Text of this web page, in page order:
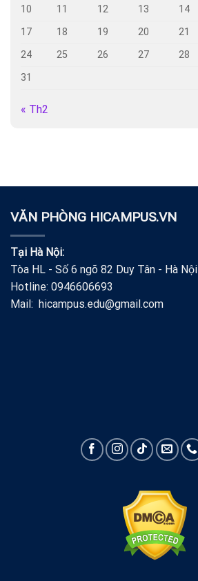
10
11 12 13 14
17
18 19 20 21
24
25 26 27 28
31
« Th2
VĂN PHÒNG HICAMPUS.VN
Tại Hà Nội:
Tòa HL - Số 6 ngõ 82 Duy Tân - Hà Nội
Hotline: 0946606693
Mail: hicampus.edu@gmail.com